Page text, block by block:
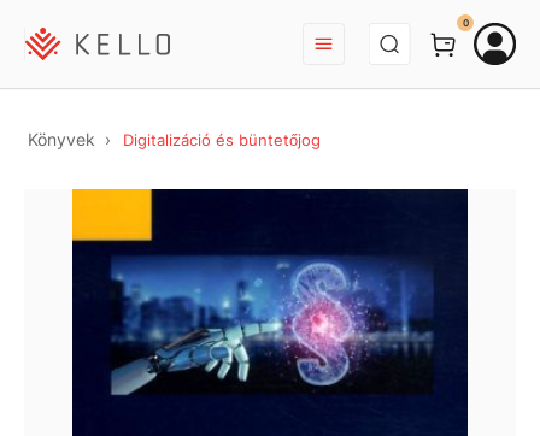
BEJELENTKEZÉS
0
Könyvek Digitalizáció és büntetőjog